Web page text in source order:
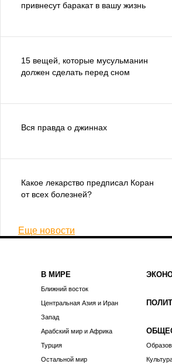
привнесут баракат в вашу жизнь
15 вещей, которые мусульманин
должен сделать перед сном
Вся правда о джиннах
Какое лекарство предписал Коран
от всех болезней?
Еще новости
В МИРЕ
Ближний восток
Центральная Азия и Иран
Запад
Арабский мир и Африка
Турция
Остальной мир